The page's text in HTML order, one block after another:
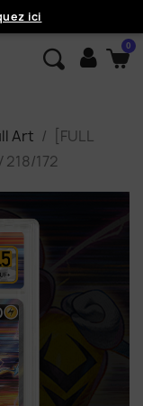
ici
Art
[FULL
218/172